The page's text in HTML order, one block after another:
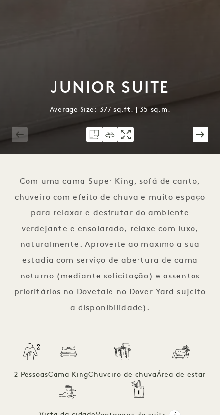
JUNIOR SUITE
Average Size: 377 sq.ft. | 35 sq.m.
Com uma cama Super King, sofá de canto,
chuveiro com efeito de chuva e muito espaço
para relaxar e desfrutar do ambiente
verdejante e ensolarado, relaxe com luxo,
naturalmente. Aproveite ao máximo a sua
estadia com serviço de abertura de cama
noturno (mediante solicitação) e assentos
prioritários no Dovetale no Dover Yard sujeito
a disponibilidade).
2 PessoasCama KingChuveiro de chuvaÁrea de estar